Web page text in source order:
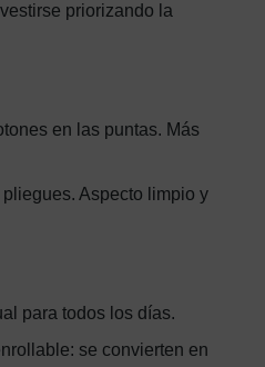
priorizando la
en las puntas. Más
Aspecto limpio y
para todos los días.
se convierten en